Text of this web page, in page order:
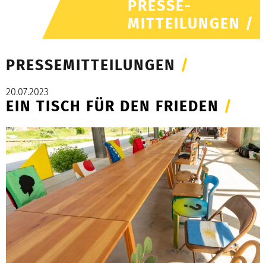
PRESSE-
MITTEILUNGEN /
PRESSEMITTEILUNGEN /
20.07.2023
EIN TISCH FÜR DEN FRIEDEN /